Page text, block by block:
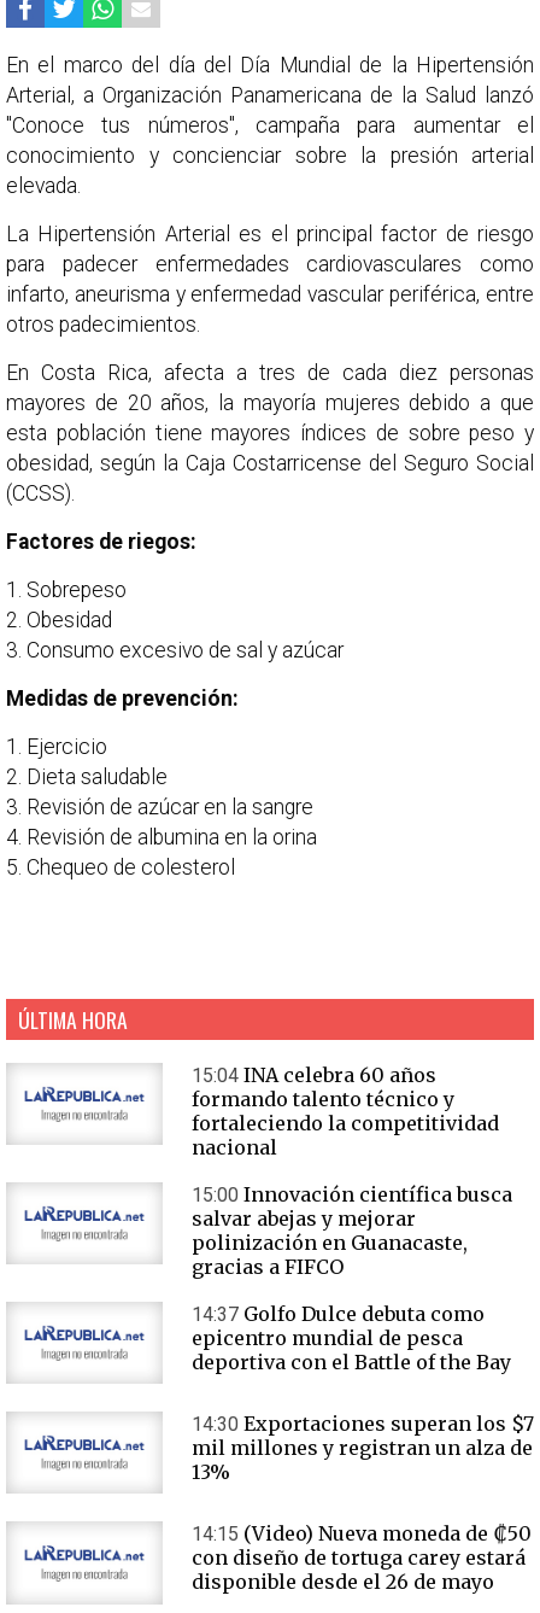
En el marco del día del Día Mundial de la Hipertensión
Arterial, a Organización Panamericana de la Salud lanzó
"Conoce tus números", campaña para aumentar el
conocimiento y concienciar sobre la presión arterial
elevada.
La Hipertensión Arterial es el principal factor de riesgo
para padecer enfermedades cardiovasculares como
infarto, aneurisma y enfermedad vascular periférica, entre
otros padecimientos.
En Costa Rica, afecta a tres de cada diez personas
mayores de 20 años, la mayoría mujeres debido a que
esta población tiene mayores índices de sobre peso y
obesidad, según la Caja Costarricense del Seguro Social
(CCSS).
Factores de riegos:
1. Sobrepeso
2. Obesidad
3. Consumo excesivo de sal y azúcar
Medidas de prevención:
1. Ejercicio
2. Dieta saludable
3. Revisión de azúcar en la sangre
4. Revisión de albumina en la orina
5. Chequeo de colesterol
ÚLTIMA HORA
15:04 INA celebra 60 años
formando talento técnico y
fortaleciendo la competitividad
nacional
15:00 Innovación científica busca
salvar abejas y mejorar
polinización en Guanacaste,
gracias a FIFCO
14:37 Golfo Dulce debuta como
epicentro mundial de pesca
deportiva con el Battle of the Bay
14:30 Exportaciones superan los $7
mil millones y registran un alza de
13%
14:15 (Video) Nueva moneda de ₡50
con diseño de tortuga carey estará
disponible desde el 26 de mayo